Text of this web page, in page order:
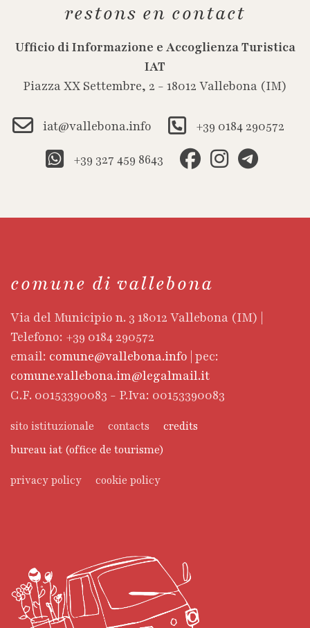
restons en contact
Ufficio di Informazione e Accoglienza Turistica
IAT
Piazza XX Settembre, 2 - 18012 Vallebona (IM)
iat@vallebona.info
+39 0184 290572
+39 327 459 8643
comune di vallebona
Via del Municipio n. 3 18012 Vallebona (IM) |
Telefono: +39 0184 290572
email: comune@vallebona.info | pec:
comune.vallebona.im@legalmail.it
C.F. 00153390083 - P.Iva: 00153390083
sito istituzionale contacts
credits
bureau iat (office de tourisme)
privacy policy cookie policy